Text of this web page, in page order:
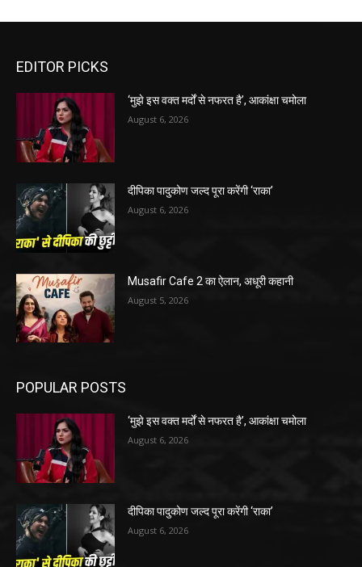
EDITOR PICKS
‘मुझे इस वक्त मर्दों से नफरत है’, आकांक्षा चमोला
August 6, 2026
दीपिका पादुकोण जल्द पूरा करेंगी ‘राका’
August 6, 2026
Musafir Cafe 2 का ऐलान, अधूरी कहानी
August 5, 2026
POPULAR POSTS
‘मुझे इस वक्त मर्दों से नफरत है’, आकांक्षा चमोला
August 6, 2026
दीपिका पादुकोण जल्द पूरा करेंगी ‘राका’
August 6, 2026